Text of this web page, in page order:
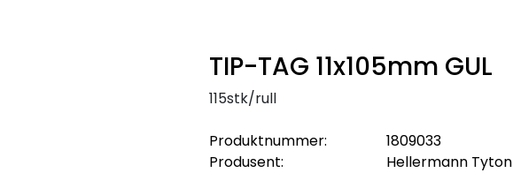
TIP-TAG 11x105mm GUL
115stk/rull
Produktnummer:
1809033
Produsent:
Hellermann Tyton